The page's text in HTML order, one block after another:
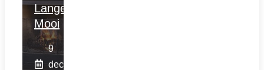
Langer
Mooi
9
december